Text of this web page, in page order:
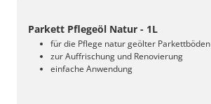
Parkett Pflegeöl Natur - 1L
für die Pflege natur geölter Parkettböden
zur Auffrischung und Renovierung
einfache Anwendung